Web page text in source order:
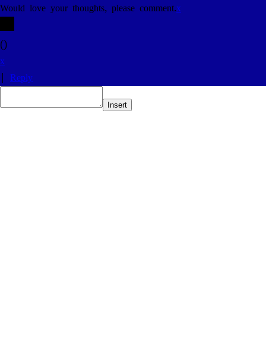
Would love your thoughts, please comment.x
()
x
Reply
Insert